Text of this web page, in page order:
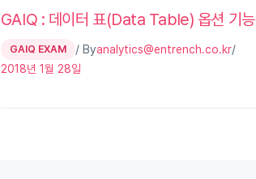
GAIQ : 데이터 표(Data Table) 옵션 기능
GAIQ EXAM / Byanalytics@entrench.co.kr/
2018년 1월 28일